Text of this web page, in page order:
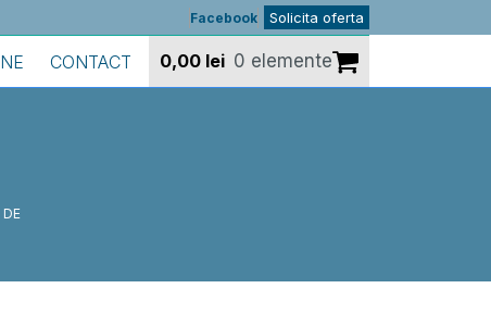
Facebook Solicita oferta
CONTACT 0,00 lei 0 elemente